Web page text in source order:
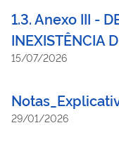
1.3. Anexo III -
INEXISTÊNCIA
15/07/2026
29/01/2026